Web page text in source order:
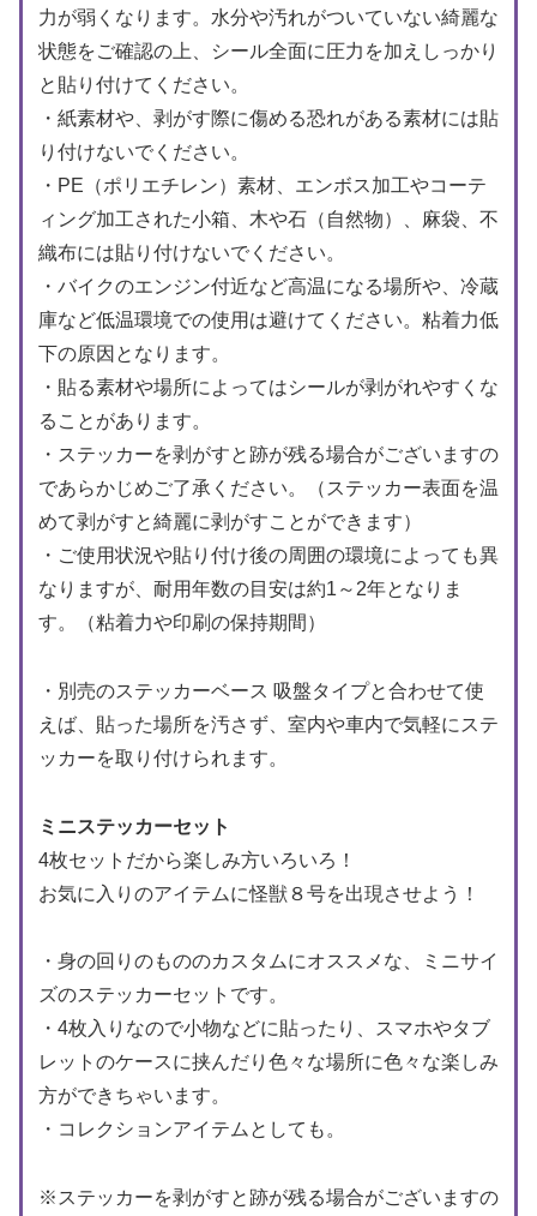
力が弱くなります。水分や汚れがついていない綺麗な
状態をご確認の上、シール全面に圧力を加えしっかり
と貼り付けてください。
・紙素材や、剥がす際に傷める恐れがある素材には貼
り付けないでください。
・PE（ポリエチレン）素材、エンボス加工やコーテ
ィング加工された小箱、木や石（自然物）、麻袋、不
織布には貼り付けないでください。
・バイクのエンジン付近など高温になる場所や、冷蔵
庫など低温環境での使用は避けてください。粘着力低
下の原因となります。
・貼る素材や場所によってはシールが剥がれやすくな
ることがあります。
・ステッカーを剥がすと跡が残る場合がございますの
であらかじめご了承ください。（ステッカー表面を温
めて剥がすと綺麗に剥がすことができます）
・ご使用状況や貼り付け後の周囲の環境によっても異
なりますが、耐用年数の目安は約1～2年となりま
す。（粘着力や印刷の保持期間）
・別売のステッカーベース 吸盤タイプと合わせて使
えば、貼った場所を汚さず、室内や車内で気軽にステ
ッカーを取り付けられます。
ミニステッカーセット
4枚セットだから楽しみ方いろいろ！
お気に入りのアイテムに怪獣８号を出現させよう！
・身の回りのもののカスタムにオススメな、ミニサイ
ズのステッカーセットです。
・4枚入りなので小物などに貼ったり、スマホやタブ
レットのケースに挟んだり色々な場所に色々な楽しみ
方ができちゃいます。
・コレクションアイテムとしても。
※ステッカーを剥がすと跡が残る場合がございますの